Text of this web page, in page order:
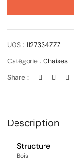
UGS : 1127334ZZZ
Catégorie : Chaises
Share :
Description
Structure
Bois